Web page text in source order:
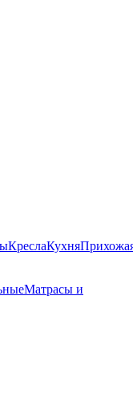
КреслаКухня
Матрасы и